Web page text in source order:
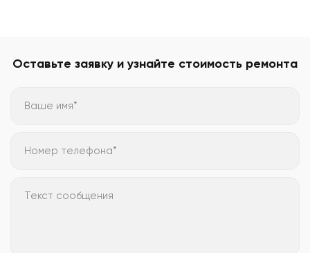
Оставьте заявку и узнайте стоимость ремонта
Ваше имя*
Номер телефона*
Текст сообщения